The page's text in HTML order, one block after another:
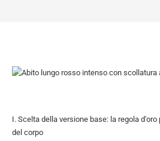
I. Scelta della versione base: la regola
del corpo